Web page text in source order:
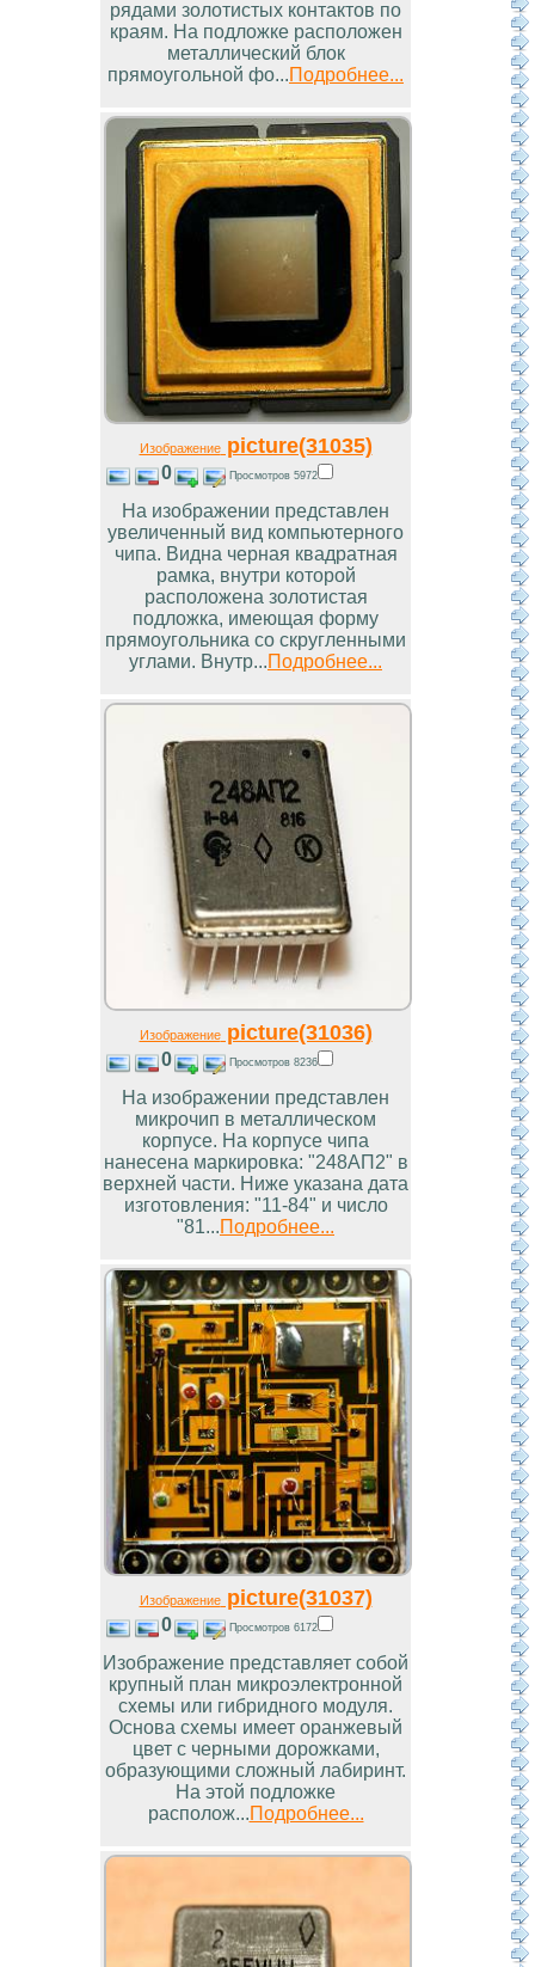
рядами золотистых контактов по
краям. На подложке расположен
металлический блок
прямоугольной фо...Подробнее...
Изображениеpicture(31035)
0 Просмотров 5972
На изображении представлен
увеличенный вид компьютерного
чипа. Видна черная квадратная
рамка, внутри которой
расположена золотистая
подложка, имеющая форму
прямоугольника со скругленными
углами. Внутр...Подробнее...
Изображениеpicture(31036)
0 Просмотров 8236
На изображении представлен
микрочип в металлическом
корпусе. На корпусе чипа
нанесена маркировка: "248АП2" в
верхней части. Ниже указана дата
изготовления: "11-84" и число
"81...Подробнее...
Изображениеpicture(31037)
0 Просмотров 6172
Изображение представляет собой
крупный план микроэлектронной
схемы или гибридного модуля.
Основа схемы имеет оранжевый
цвет с черными дорожками,
образующими сложный лабиринт.
На этой подложке
располож...Подробнее...